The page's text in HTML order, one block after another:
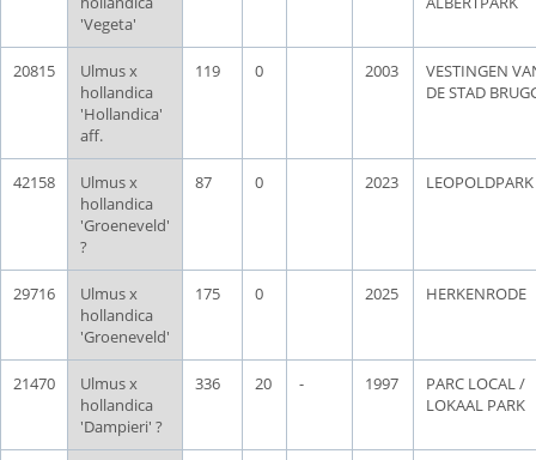
'Vegeta'
20815
Ulmus x
hollandica
'Hollandica'
aff.
119 0 2003
VESTINGEN
DE STAD
42158
Ulmus x
hollandica
'Groeneveld'
?
87 0 2023 LEOPOLDPARK
29716
Ulmus x
hollandica
'Groeneveld'
175 0 2025 HERKENRODE
21470
Ulmus x
hollandica
'Dampieri' ?
336 20 - 1997
PARC LOCAL /
LOKAAL PARK